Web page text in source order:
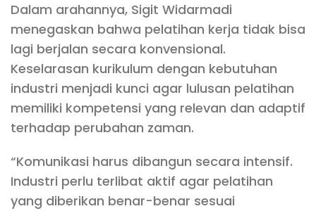
Dalam arahannya, Sigit Widarmadi
menegaskan bahwa pelatihan kerja tidak bisa
lagi berjalan secara konvensional.
Keselarasan kurikulum dengan kebutuhan
industri menjadi kunci agar lulusan pelatihan
memiliki kompetensi yang relevan dan adaptif
terhadap perubahan zaman.
“Komunikasi harus dibangun secara intensif.
Industri perlu terlibat aktif agar pelatihan
yang diberikan benar-benar sesuai